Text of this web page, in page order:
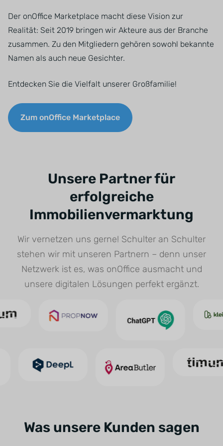
Der onOffice Marketplace macht diese Vision zur
Realität: Seit 2019 bringen wir Akteure aus der Branche
zusammen. Zu den Mitgliedern gehören sowohl bekannte
Namen als auch neue Gesichter.
Entdecken Sie die Vielfalt unserer Großfamilie!
Zum onOffice Marketplace
Unsere Partner für
erfolgreiche
Immobilienvermarktung
Wir vernetzen uns gerne! Schulter an Schulter
stehen wir mit unseren Partnern – denn unser
Netzwerk ist es, was onOffice ausmacht und
unsere digitalen Lösungen perfekt ergänzt.
Was unsere Kunden sagen